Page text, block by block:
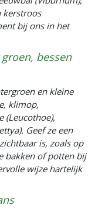
kerstroos
bij ons in het
bessen
en kleine
klimop,
(Leucothoe),
Geef ze een
is, zoals op
bakken of potten bij
wijze hartelijk